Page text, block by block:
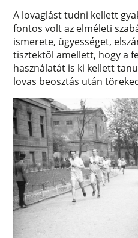
A lovaglást tudni kellett
fontos volt az elméleti
ismerete, ügyességet,
tisztektől amellett, hogy a
használatát is ki kellett
lovas beosztás után